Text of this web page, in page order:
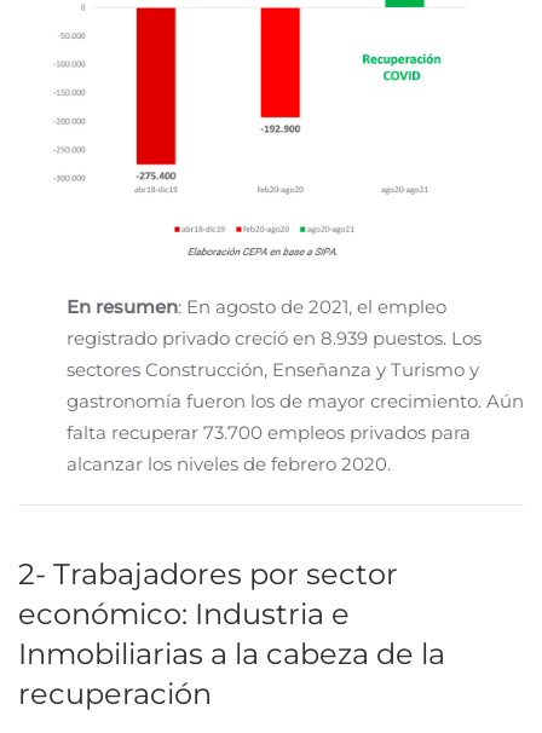
En resumen: En agosto de 2021, el empleo
registrado privado creció en 8.939 puestos. Los
sectores Construcción, Enseñanza y Turismo y
gastronomía fueron los de mayor crecimiento. Aún
falta recuperar 73.700 empleos privados para
alcanzar los niveles de febrero 2020.
2- Trabajadores por sector
económico: Industria e
Inmobiliarias a la cabeza de la
recuperación